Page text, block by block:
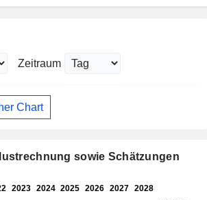
Zeitraum
Chart
sowie Schätzungen